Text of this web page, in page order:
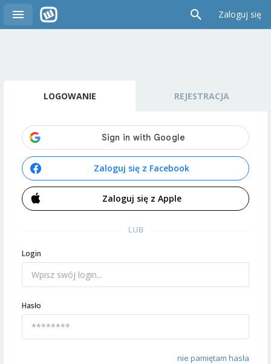
Zaloguj się
LOGOWANIE REJESTRACJA
Zaloguj się z Facebook
Zaloguj się z Apple
LUB
Login
Hasło
nie pamiętam hasła